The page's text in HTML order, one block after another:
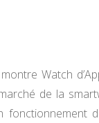
Watch
de la
fonctionnement